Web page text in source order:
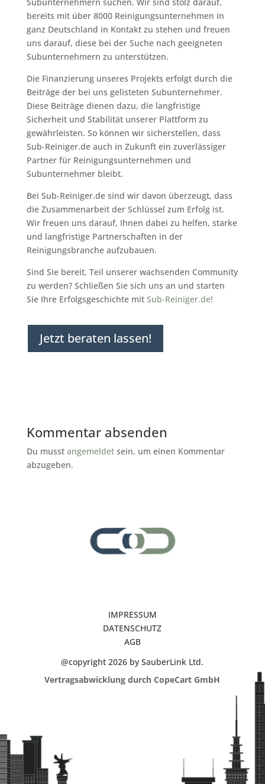
bereits mit über 8000 Reinigungsunternehmen in
ganz Deutschland in Kontakt zu stehen und freuen
uns darauf, diese bei der Suche nach geeigneten
Subunternehmern zu unterstützen.
Die Finanzierung unseres Projekts erfolgt durch die
Beiträge der bei uns gelisteten Subunternehmer.
Diese Beiträge dienen dazu, die langfristige
Sicherheit und Stabilität unserer Plattform zu
gewährleisten. So können wir sicherstellen, dass
Sub-Reiniger.de auch in Zukunft ein zuverlässiger
Partner für Reinigungsunternehmen und
Subunternehmer bleibt.
Bei Sub-Reiniger.de sind wir davon überzeugt, dass
die Zusammenarbeit der Schlüssel zum Erfolg ist.
Wir freuen uns darauf, Ihnen dabei zu helfen, starke
und langfristige Partnerschaften in der
Reinigungsbranche aufzubauen.
Sind Sie bereit, Teil unserer wachsenden Community
zu werden? Schließen Sie sich uns an und starten
Sie Ihre Erfolgsgeschichte mit Sub-Reiniger.de!
Jetzt beraten lassen!
Kommentar absenden
Du musst angemeldetsein, um einen Kommentar
abzugeben.
IMPRESSUM
DATENSCHUTZ
AGB
@copyright 2026 by SauberLink Ltd.
Vertragsabwicklung durch CopeCart GmbH